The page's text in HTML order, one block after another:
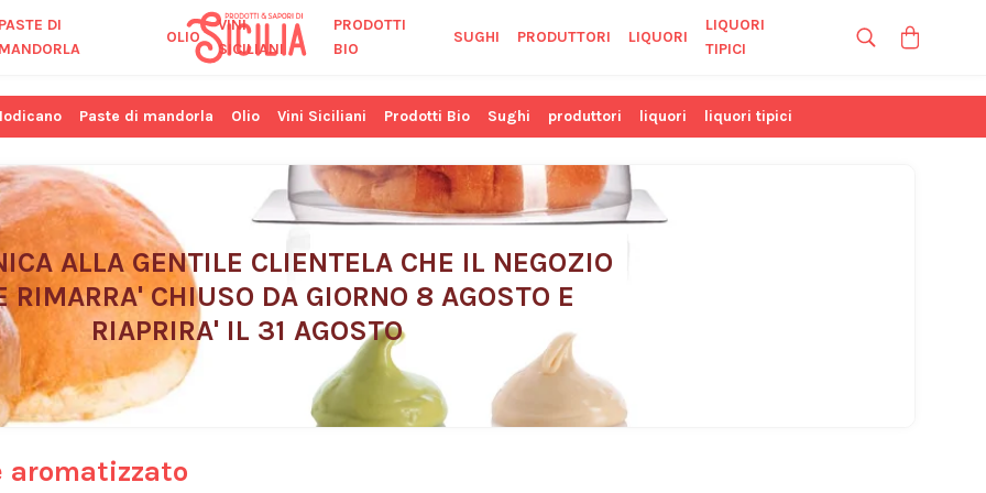
PASTE DI
MANDORLA
OLIO
VINI
SICILIANI
PRODOTTI
BIO
SUGHI PRODUTTORI LIQUORI
LIQUORI
TIPICI
Paste di mandorla Olio Vini Siciliani Prodotti Bio Sughi produttori liquori liquori tipici
ALLA GENTILE CLIENTELA CHE IL NEGOZIO
RIMARRA' CHIUSO DA GIORNO 8 AGOSTO E
RIAPRIRA' IL 31 AGOSTO
aromatizzato